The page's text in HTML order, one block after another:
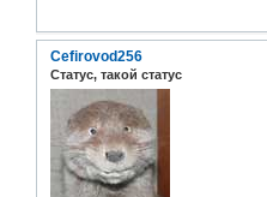
Cefirovod256
Статус, такой статус